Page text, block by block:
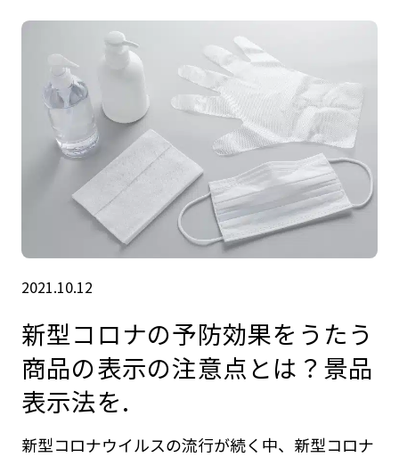
2021.10.12
新型コロナの予防効果をうたう
商品の表示の注意点とは？景品
表示法を.
新型コロナウイルスの流行が続く中、新型コロナ